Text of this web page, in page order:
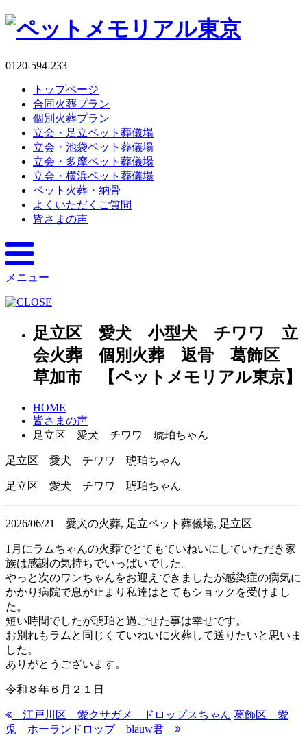
0120-594-233
トップページ
合同火葬プラン
個別火葬プラン
立会・足立ペット葬儀場
立会・池袋ペット葬儀場
立会・多摩ペット葬儀場
立会・横浜ペット葬儀場
ペット火葬・納骨
よくいただくご質問
皆さまの声
メニュー
足立区 愛犬 小型犬 チワワ 立
会火葬 個別火葬 返骨 葛飾区
草加市 【ペットメモリアル東京】
HOME
皆さまの声
足立区 愛犬 チワワ 琥珀ちゃん
足立区 愛犬 チワワ 琥珀ちゃん
足立区 愛犬 チワワ 琥珀ちゃん
2026/06/21 愛犬の火葬, 足立ペット葬儀場, 足立区
1月にラムちゃんの火葬でとてもていねいにしていただき家
族は感謝の気持ちでいっぱいでした。
やっと次のワンちゃんをお迎えできましたが感染症の病気に
かかり病院で息が止まり私達はとてもショックを受けまし
た。
短い時間でしたが琥珀と過ごせた事は幸せです。
お別れもラムと同じくていねいに火葬して送りたいと思いま
した。
ありがとうございます。
令和８年６月２１日
江戸川区 愛クサガメ ドロップスちゃん 葛飾区 愛
兎 ホーランドロップ blauw君